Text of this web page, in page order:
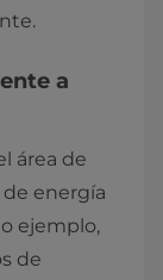
a
área de
energía
ejemplo,
de